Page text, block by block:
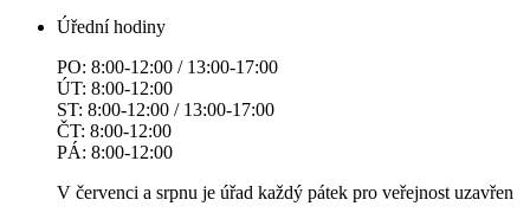
Úřední hodiny
PO: 8:00-12:00 / 13:00-17:00
ÚT: 8:00-12:00
ST: 8:00-12:00 / 13:00-17:00
ČT: 8:00-12:00
PÁ: 8:00-12:00
V červenci a srpnu je úřad každý pátek pro veřejnost uzavřen